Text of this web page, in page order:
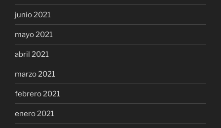
junio 2021
mayo 2021
abril 2021
marzo 2021
febrero 2021
enero 2021